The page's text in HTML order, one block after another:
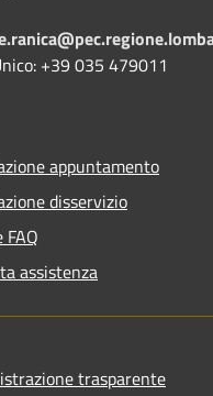
+39 035 479011
appuntamento
disservizio
FAQ
assistenza
trasparente